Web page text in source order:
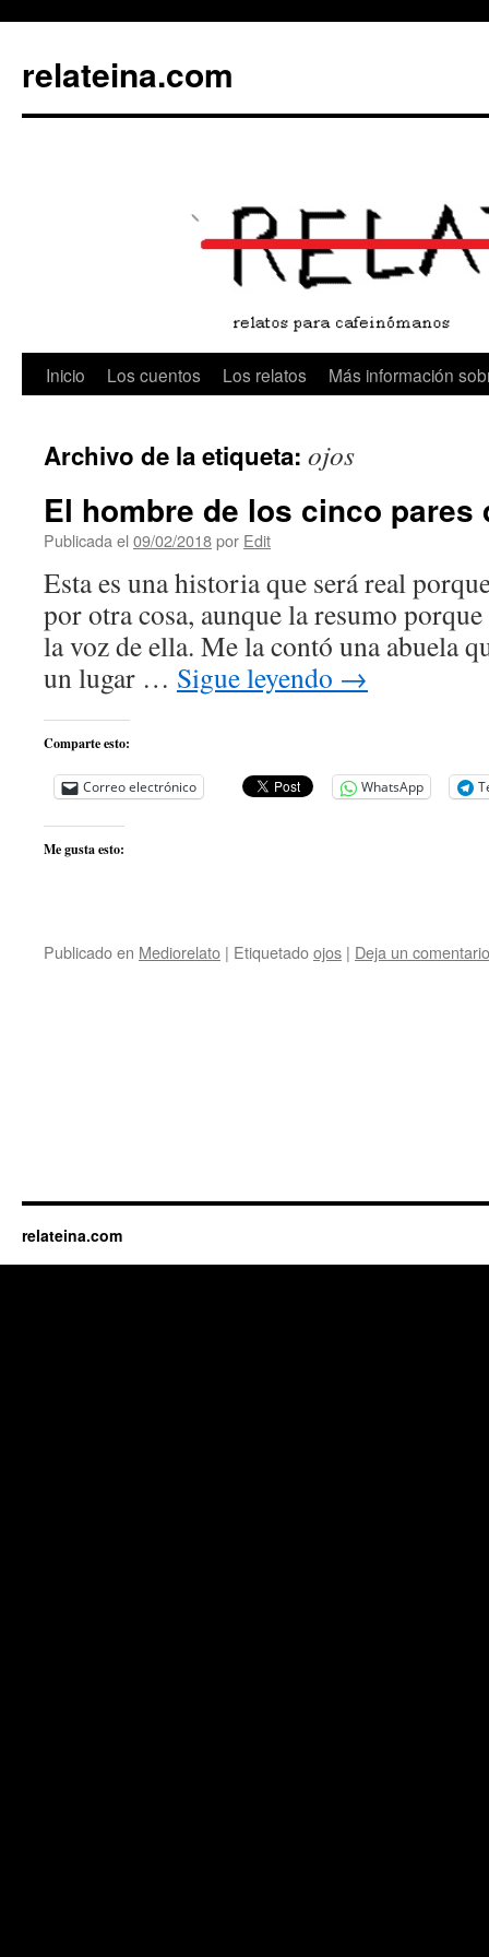
contenido
relateina.com
Inicio Los cuentos Los relatos Más información
Archivo de la etiqueta: ojos
El hombre de los cinco pares
Publicada el 09/02/2018por Edit
Esta es una historia que será real
por otra cosa, aunque la resumo
la voz de ella. Me la contó una abuela
un lugar … Sigue leyendo →
Comparte esto:
Correo electrónico WhatsApp
Me gusta esto:
Publicado en Mediorelato | Etiquetadoojos | Deja un comentario
relateina.com